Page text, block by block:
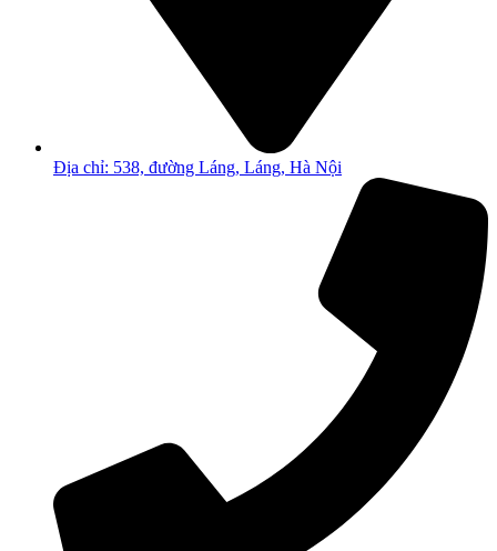
Địa chỉ: 538, đường Láng, Láng, Hà Nội